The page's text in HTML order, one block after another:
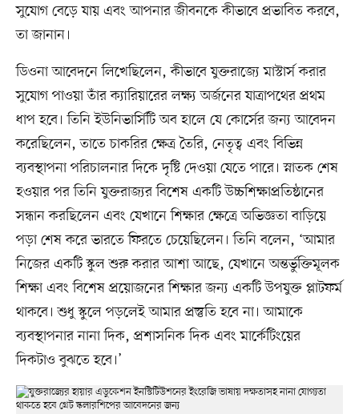
সুযোগ বেড়ে যায় এবং আপনার জীবনকে কীভাবে প্রভাবিত করবে,
তা জানান।
ডিওনা আবেদনে লিখেছিলেন, কীভাবে যুক্তরাজ্যে মাস্টার্স করার
সুযোগ পাওয়া তাঁর ক্যারিয়ারের লক্ষ্য অর্জনের যাত্রাপথের প্রথম
ধাপ হবে। তিনি ইউনিভার্সিটি অব হালে যে কোর্সের জন্য আবেদন
করেছিলেন, তাতে চাকরির ক্ষেত্র তৈরি, নেতৃত্ব এবং বিভিন্ন
ব্যবস্থাপনা পরিচালনার দিকে দৃষ্টি দেওয়া যেতে পারে। স্নাতক শেষ
হওয়ার পর তিনি যুক্তরাজ্যর বিশেষ একটি উচ্চশিক্ষাপ্রতিষ্ঠানের
সন্ধান করছিলেন এবং যেখানে শিক্ষার ক্ষেত্রে অভিজ্ঞতা বাড়িয়ে
পড়া শেষ করে ভারতে ফিরতে চেয়েছিলেন। তিনি বলেন, ‘আমার
নিজের একটি স্কুল শুরু করার আশা আছে, যেখানে অন্তর্ভুক্তিমূলক
শিক্ষা এবং বিশেষ প্রয়োজনের শিক্ষার জন্য একটি উপযুক্ত প্লাটফর্ম
থাকবে। শুধু স্কুলে পড়লেই আমার প্রস্তুতি হবে না। আমাকে
ব্যবস্থাপনার নানা দিক, প্রশাসনিক দিক এবং মার্কেটিংয়ের
দিকটাও বুঝতে হবে।’